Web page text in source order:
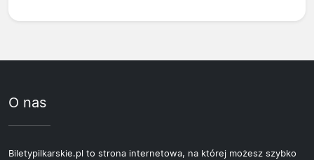
O nas
Biletypilkarskie.pl to strona internetowa, na której możesz szybko